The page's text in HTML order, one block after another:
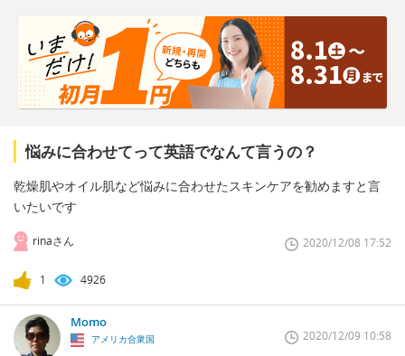
悩みに合わせてって英語でなんて言うの？
乾燥肌やオイル肌など悩みに合わせたスキンケアを勧めますと言
いたいです
rinaさん 2020/12/08 17:52
1 4926
Momo
アメリカ合衆国 2020/12/09 10:58